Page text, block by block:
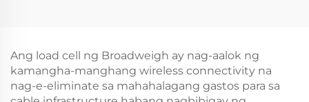
Ang load cell ng Broadweigh ay nag-aalok ng
kamangha-manghang wireless connectivity na
nag-e-eliminate sa mahahalagang gastos para sa